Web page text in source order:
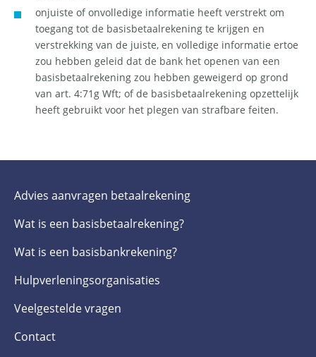
onjuiste of onvolledige informatie heeft verstrekt om
toegang tot de basisbetaalrekening te krijgen en
verstrekking van de juiste, en volledige informatie ertoe
zou hebben geleid dat de bank het openen van een
basisbetaalrekening zou hebben geweigerd op grond
van art. 4:71g Wft; of de basisbetaalrekening opzettelijk
heeft gebruikt voor het plegen van strafbare feiten.
Advies aanvragen betaalrekening
Wat is een basis­betaalrekening?
Wat is een basis­bankrekening?
Hulpverlenings­organisaties
Veelgestelde­ vragen
Contact